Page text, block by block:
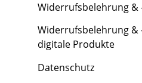
Widerrufsbelehrung
Widerrufsbelehrung
digitale Produkte
Datenschutz